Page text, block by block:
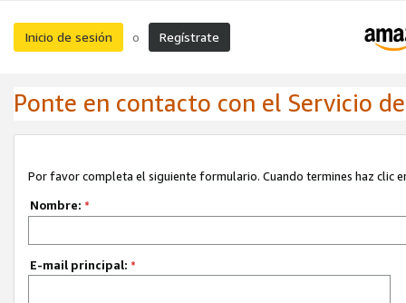
Inicio de sesión o Regístrate
Ponte en contacto con el Servicio
Por favor completa el siguiente formulario. Cuando termines haz clic
Nombre: *
E-mail principal: *